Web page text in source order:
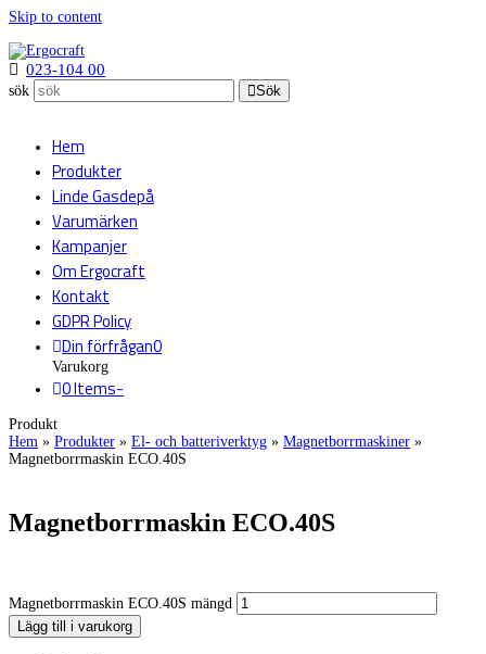
Skip to content
023-104 00
sök Sök
Hem
Produkter
Linde Gasdepå
Varumärken
Kampanjer
Om Ergocraft
Kontakt
GDPR Policy
Din förfrågan0
Varukorg
0 Items-
Produkt
Hem » Produkter » El- och batteriverktyg » Magnetborrmaskiner »
Magnetborrmaskin ECO.40S
Magnetborrmaskin ECO.40S
Magnetborrmaskin ECO.40S mängd
Lägg till i varukorg